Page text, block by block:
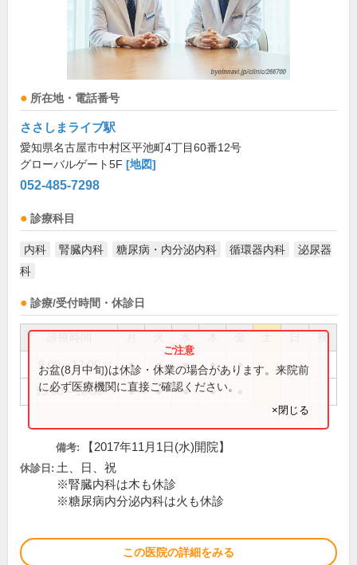
所在地・電話番号
ささしまライブ駅
愛知県名古屋市中村区平池町4丁目60番12号
グローバルゲート5F [地図]
052-485-7298
診療科目
内科 腎臓内科 糖尿病・内分泌内科 循環器内科
泌尿器
科
診療/受付時間・休診日
祝
9:00～12:00 ● ● ● ● ●
15:00～18:00 ● ● ● ●
お盆(8月中旬)は休診・休業の場合があります。来院前
に必ず医療機関に直接ご確認ください。
×閉じる
備考: 【2017年11月1日(水)開院】
休診日: 土、日、祝
※腎臓内科は木も休診
※糖尿病内分泌内科は火も休診
この医院の詳細をみる